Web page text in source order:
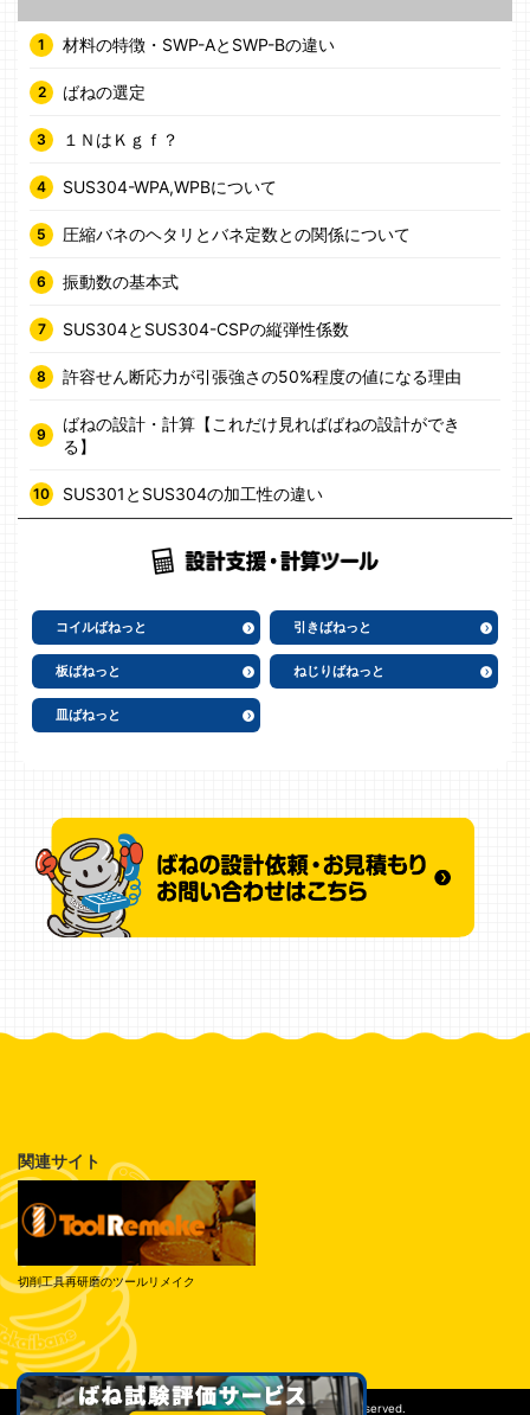
材料の特徴・SWP-AとSWP-Bの違い
ばねの選定
１ＮはＫｇｆ？
SUS304-WPA,WPBについて
圧縮バネのヘタリとバネ定数との関係について
振動数の基本式
SUS304とSUS304-CSPの縦弾性係数
許容せん断応力が引張強さの50%程度の値になる理由
ばねの設計・計算【これだけ見ればばねの設計ができ
る】
SUS301とSUS304の加工性の違い
コイルばねっと 引きばねっと
板ばねっと ねじりばねっと
皿ばねっと
関連サイト
切削工具再研磨のツールリメイク
© Tokai Spring Industries, Inc. All Rights Reserved.